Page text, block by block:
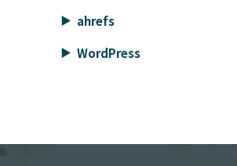
ahrefs
WordPress